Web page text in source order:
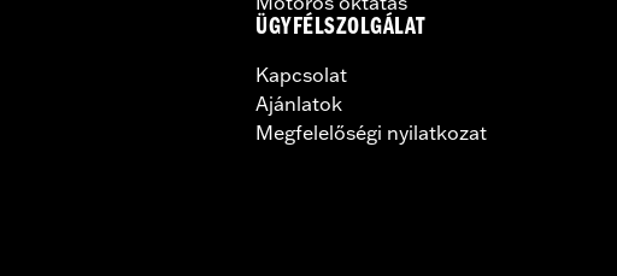
ÜGYFÉLSZOLGÁLAT
Kapcsolat
Ajánlatok
Megfelelőségi nyilatkozat